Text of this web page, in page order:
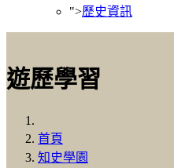
">歷史資訊
遊歷學習
首頁
知史學園